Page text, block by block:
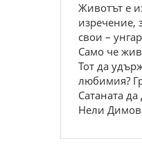
Животът е
изречение,
свои –
Само че
Тот да
любимия?
Сатаната
Нели